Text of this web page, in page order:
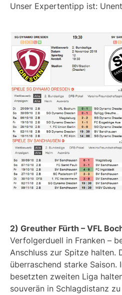
Unser Expertentipp ist:
2) Greuther Fürth – VFL
Verfolgerduell in Franken –
Anschluss zur Spitze halten.
überraschend starke Saison.
besetzten zweiten Liga
souverän in Schlagdistanz